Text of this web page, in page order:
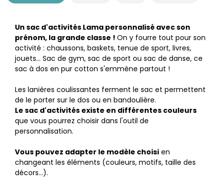
Un sac d'activités Lama personnalisé avec son
prénom, la grande classe ! On y fourre tout pour son
activité : chaussons, baskets, tenue de sport, livres,
jouets... Sac de gym, sac de sport ou sac de danse, ce
sac à dos en pur cotton s'emmène partout !
Les lanières coulissantes ferment le sac et permettent
de le porter sur le dos ou en bandoulière.
Le sac d'activités existe en différentes couleurs
que vous pourrez choisir dans l'outil de
personnalisation.
Vous pouvez adapter le modèle choisi en
changeant les éléments (couleurs, motifs, taille des
décors…).